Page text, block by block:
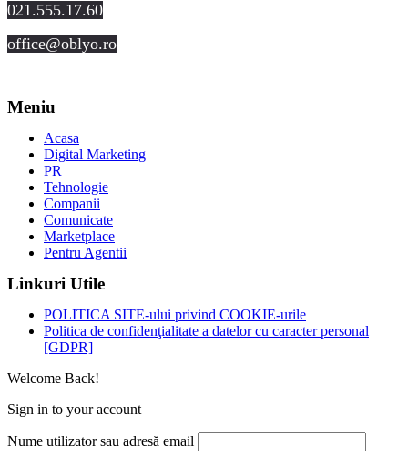
021.555.17.60
office@oblyo.ro
Meniu
Acasa
Digital Marketing
PR
Tehnologie
Companii
Comunicate
Marketplace
Pentru Agentii
Linkuri Utile
POLITICA SITE-ului privind COOKIE-urile
Politica de confidenţialitate a datelor cu caracter personal
[GDPR]
Welcome Back!
Sign in to your account
Nume utilizator sau adresă email